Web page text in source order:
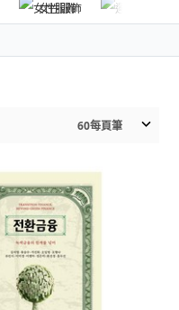
女性服飾
60每頁筆